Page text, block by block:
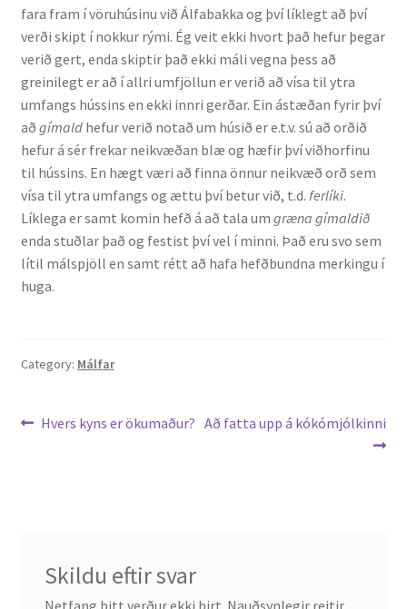
Samstarfsverkefni
Styrkir og verðlaun
Utan Háskólans
Verkefnisstjórn
Þjónusta
Rannsóknir
Máltækni
Staða íslenskunnar
fara fram í vöruhúsinu við Álfabakka og því líklegt að því
verði skipt í nokkur rými. Ég veit ekki hvort það hefur þegar
verið gert, enda skiptir það ekki máli vegna þess að
greinilegt er að í allri umfjöllun er verið að vísa til ytra
umfangs hússins en ekki innri gerðar. Ein ástæðan fyrir því
að gímald hefur verið notað um húsið er e.t.v. sú að orðið
hefur á sér frekar neikvæðan blæ og hæfir því viðhorfinu
til hússins. En hægt væri að finna önnur neikvæð orð sem
vísa til ytra umfangs og ættu því betur við, t.d. ferlíki.
Líklega er samt komin hefð á að tala um græna gímaldið
enda stuðlar það og festist því vel í minni. Það eru svo sem
lítil málspjöll en samt rétt að hafa hefðbundna merkingu í
huga.
Category: Málfar
Leiðarkerfi
Previous
Hvers kyns er ökumaður? Next
Að fatta upp á kókómjólkinni
Skildu eftir svar
Netfang þitt verður ekki birt. Nauðsynlegir reitir